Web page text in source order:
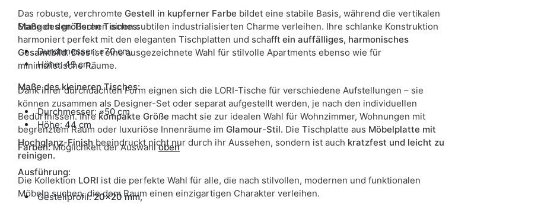
Das robuste, verchromte Gestell in kupferner Farbe bildet eine stabile Basis, während die vertikalen
Stangen den Tischen einen subtilen industrialisierten Charme verleihen. Ihre schlanke Konstruktion
harmoniert perfekt mit den eleganten Tischplatten und schafft ein auffälliges, harmonisches
Gesamtbild.Dies ist eine ausgezeichnete Wahl für stilvolle Apartments ebenso wie für
minimalistische Räume.
Dank ihrer durchdachten Form eignen sich die LORI-Tische für verschiedene Aufstellungen – sie
können zusammen als Designer-Set oder separat aufgestellt werden, je nach den individuellen
Bedürfnissen. Ihre kompakte Größe macht sie zur idealen Wahl für Wohnzimmer, Wohnungen mit
begrenztem Raum oder luxuriöse Innenräume im Glamour-Stil. Die Tischplatte aus Möbelplatte mit
Hochglanz-Finishbeeindruckt nicht nur durch ihr Aussehen, sondern ist auch kratzfest und leicht zu
reinigen.
Die Kollektion LORI ist die perfekte Wahl für alle, die nach stilvollen, modernen und funktionalen
Möbeln suchen, die dem Raum einen einzigartigen Charakter verleihen.
Maße des größeren Tisches:
Durchmesser:⌀70 cm,
Höhe: 49 cm,
Maße des kleineren Tisches:
Durchmesser: ⌀50 cm
Höhe: 44 cm
Farben:Möglichkeit der Auswahloben
Ausführung:
Gestellprofil:20x20 mm,